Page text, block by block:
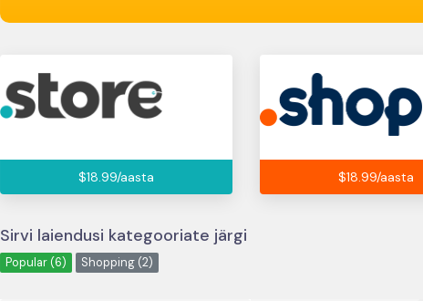
$18.99/aasta $18.99/aasta
Sirvi laiendusi kategooriate järgi
Popular (6) Shopping (2)